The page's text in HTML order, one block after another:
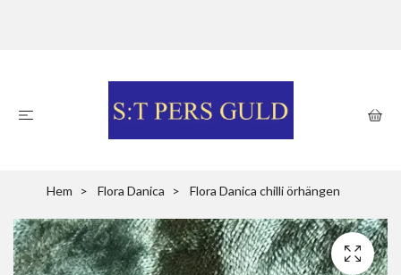
Hem Flora Danica Flora Danica chilli örhängen